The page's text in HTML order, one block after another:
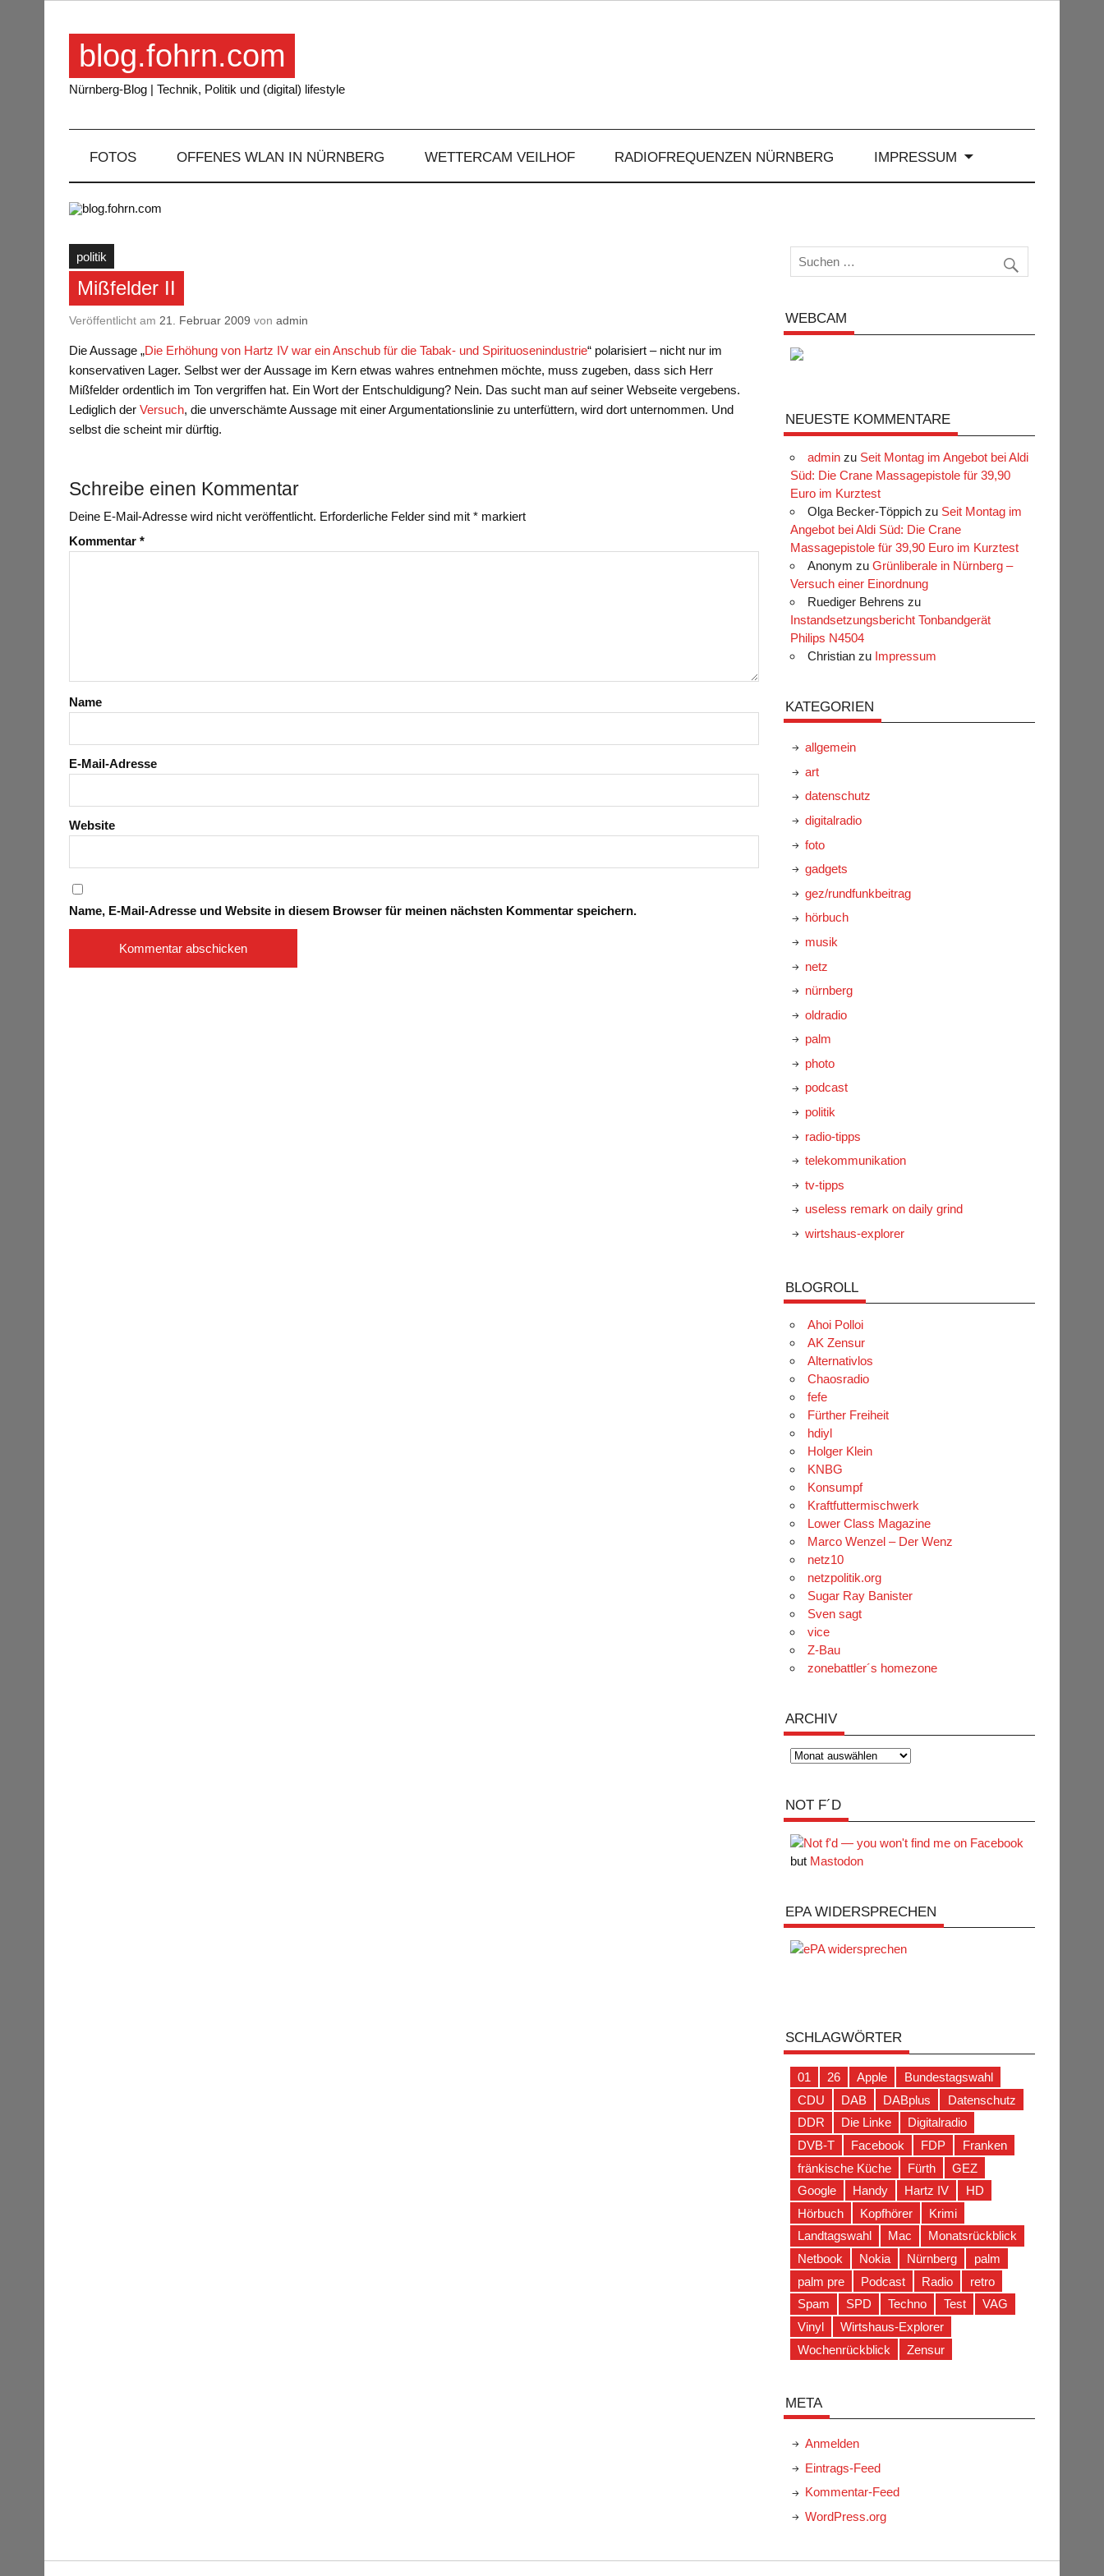
blog.fohrn.com
Nürnberg-Blog | Technik, Politik und (digital) lifestyle
FOTOS OFFENES WLAN IN NÜRNBERG WETTERCAM VEILHOF RADIOFREQUENZEN NÜRNBERG IMPRESSUM
politik
Mißfelder II
Veröffentlicht am21. Februar 2009 vonadmin
Die Aussage „Die Erhöhung von Hartz IV war ein Anschub für die Tabak- und Spirituosenindustrie“ polarisiert – nicht nur im
konservativen Lager. Selbst wer der Aussage im Kern etwas wahres entnehmen möchte, muss zugeben, dass sich Herr
Mißfelder ordentlich im Ton vergriffen hat. Ein Wort der Entschuldigung? Nein. Das sucht man auf seiner Webseite vergebens.
Lediglich derVersuch, die unverschämte Aussage mit einer Argumentationslinie zu unterfüttern, wird dort unternommen. Und
selbst die scheint mir dürftig.
Schreibe einen Kommentar
Deine E-Mail-Adresse wird nicht veröffentlicht. Erforderliche Felder sind mit* markiert
Kommentar*
Name
E-Mail-Adresse
Website
Name, E-Mail-Adresse und Website in diesem Browser für meinen nächsten Kommentar speichern.
WEBCAM
NEUESTE KOMMENTARE
adminzu Seit Montag im Angebot bei Aldi
Süd: Die Crane Massagepistole für 39,90
Euro im Kurztest
Olga Becker-Töppichzu Seit Montag im
Angebot bei Aldi Süd: Die Crane
Massagepistole für 39,90 Euro im Kurztest
Anonym zu Grünliberale in Nürnberg –
Versuch einer Einordnung
Ruediger Behrens zu
Instandsetzungsbericht Tonbandgerät
Philips N4504
Christianzu Impressum
KATEGORIEN
allgemein
art
datenschutz
digitalradio
foto
gadgets
gez/rundfunkbeitrag
hörbuch
musik
netz
nürnberg
oldradio
palm
photo
podcast
politik
radio-tipps
telekommunikation
tv-tipps
useless remark on daily grind
wirtshaus-explorer
BLOGROLL
Ahoi Polloi
AK Zensur
Alternativlos
Chaosradio
fefe
Fürther Freiheit
hdiyl
Holger Klein
KNBG
Konsumpf
Kraftfuttermischwerk
Lower Class Magazine
Marco Wenzel – Der Wenz
netz10
netzpolitik.org
Sugar Ray Banister
Sven sagt
vice
Z-Bau
zonebattler´s homezone
ARCHIV
Archiv
NOT F´D
but Mastodon
EPA WIDERSPRECHEN
SCHLAGWÖRTER
01 26 Apple
Bundestagswahl
CDU
DAB DABplus
Datenschutz
DDR
Die Linke
Digitalradio
DVB-T
Facebook FDP
Franken
fränkische Küche
Fürth
GEZ
Google
Handy Hartz IV
HD
Hörbuch
Kopfhörer
Krimi
Landtagswahl
Mac
Monatsrückblick
Netbook
Nokia Nürnberg
palm
palm pre
Podcast Radio
retro
Spam
SPD Techno Test
VAG
Vinyl
Wirtshaus-Explorer
Wochenrückblick
Zensur
META
Anmelden
Eintrags-Feed
Kommentar-Feed
WordPress.org